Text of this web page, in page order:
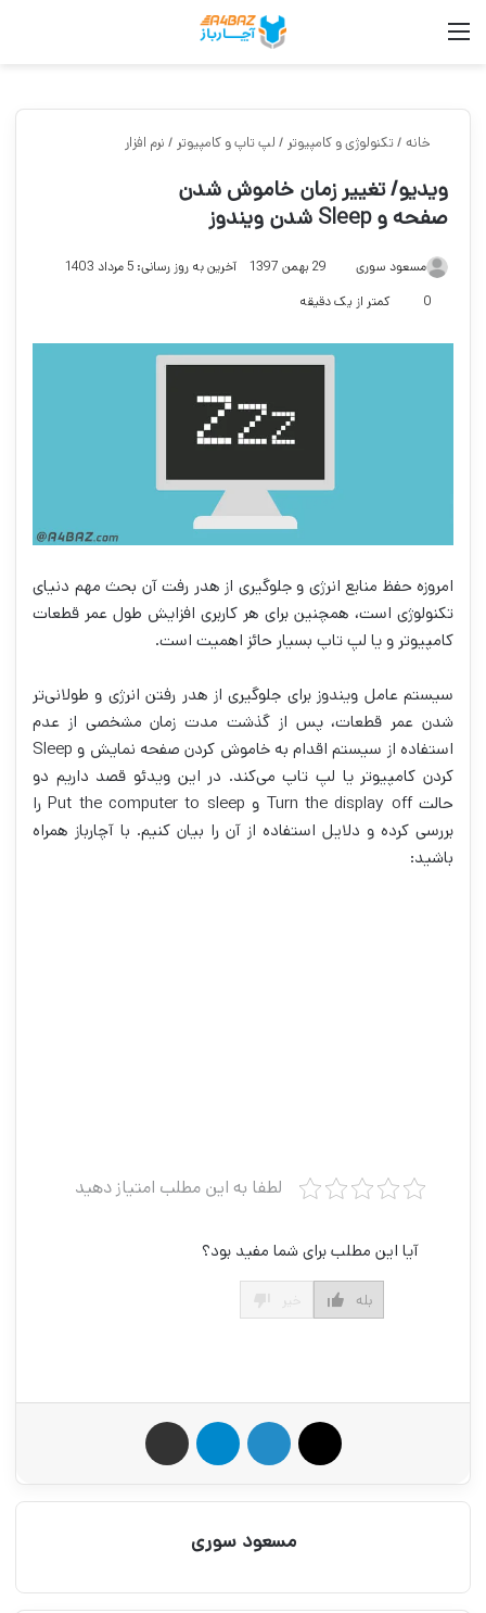
خانه /تکنولوژی و کامپیوتر / لپ تاپ و کامپیوتر / نرم افزار
ویدیو/ تغییر زمان خاموش شدن
صفحه و Sleep شدن ویندوز
مسعود سوری 29 بهمن 1397
آخرین به روز رسانی: 5 مرداد 1403
0
کمتر از یک دقیقه
امروزه حفظ منابع انرژی و جلوگیری از هدر رفت آن بحث مهم دنیای
تکنولوژی است، همچنین برای هر کاربری افزایش طول عمر قطعات
کامپیوتر و یا لپ‏ تاپ بسیار حائز اهمیت است.
سیستم عامل ویندوز برای جلوگیری از هدر رفتن انرژی و طولانی‌‏تر
شدن عمر قطعات، پس از گذشت مدت زمان مشخصی از عدم
استفاده از سیستم اقدام به خاموش کردن صفحه نمایش و Sleep
کردن کامپیوتر یا لپ‏ تاپ می‌کند. در این ویدئو قصد داریم دو
حالت Turn the display off و Put the computer to sleep را
بررسی کرده و دلایل استفاده از آن را بیان کنیم. با آچارباز همراه
باشید:
لطفا به این مطلب امتیاز دهید
آیا این مطلب برای شما مفید بود؟
بله
مسعود سوری